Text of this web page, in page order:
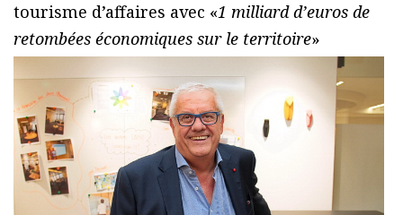
tourisme d’affaires avec «1 milliard d’euros de
retombées économiques sur le territoire»